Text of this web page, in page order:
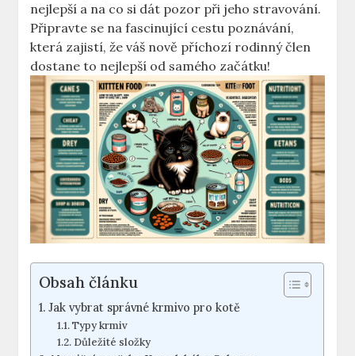
nejlepší a na co si dát pozor při jeho stravování.
Připravte se na fascinující cestu poznávání,
která zajistí, že váš nově příchozí rodinný člen
dostane to nejlepší od samého začátku!
Obsah článku
Jak vybrat správné krmivo pro kotě
Typy krmiv
Důležité složky